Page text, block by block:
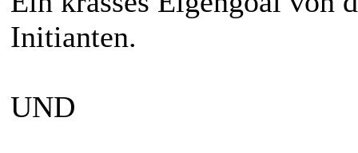
Initianten.
UND